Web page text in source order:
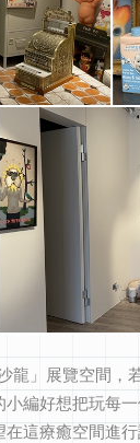
龍」展覽空間，
編好想把玩每
這療癒空間進